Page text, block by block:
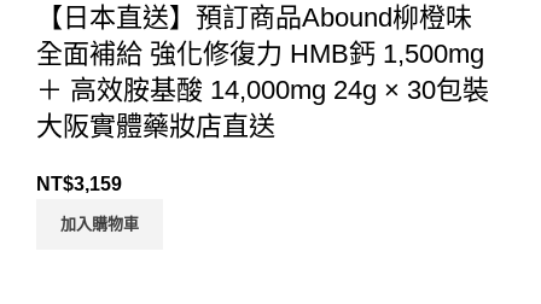
【日本直送】預訂商品Abound柳橙味
全面補給 強化修復力 HMB鈣 1,500mg
＋ 高效胺基酸 14,000mg 24g × 30包裝
大阪實體藥妝店直送
NT$3,159
加入購物車